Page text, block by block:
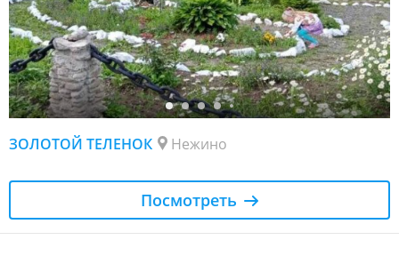
ЗОЛОТОЙ ТЕЛЕНОК Нежино
Посмотреть